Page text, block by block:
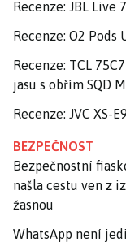
Recenze: JBL Live
Recenze: O2 Pods
Recenze: TCL
jasu s obřím SQD
Recenze: JVC XS-
BEZPEČNOST
Bezpečnostní
našla cestu ven z
žasnou
WhatsApp není